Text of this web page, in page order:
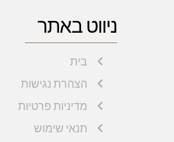
ניווט באתר
בית
הצהרת נגישות
מדיניות פרטיות
תנאי שימוש